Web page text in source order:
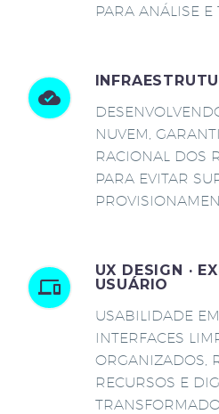
PARA ANÁLISE
NUVEM,
RACIONAL DOS
PARA EVITAR
UX DESIGN ·
USUÁRIO
USABILIDADE
INTERFACES
ORGANIZADOS,
RECURSOS E